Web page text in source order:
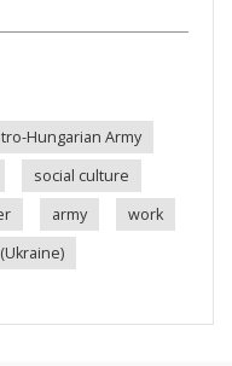
Hungarian Army
social culture
army
work